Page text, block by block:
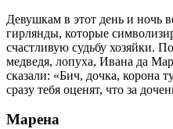
Девушкам в этот день и ночь
гирлянды, которые
счастливую судьбу хозяйки.
медведя, лопуха, Ивана да
сказали: «Бич, дочка, корона
сразу тебя оценят, что за
Марена